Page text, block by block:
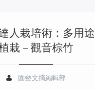
人栽培術：多用途
栽－觀音棕竹
園藝文摘編輯部